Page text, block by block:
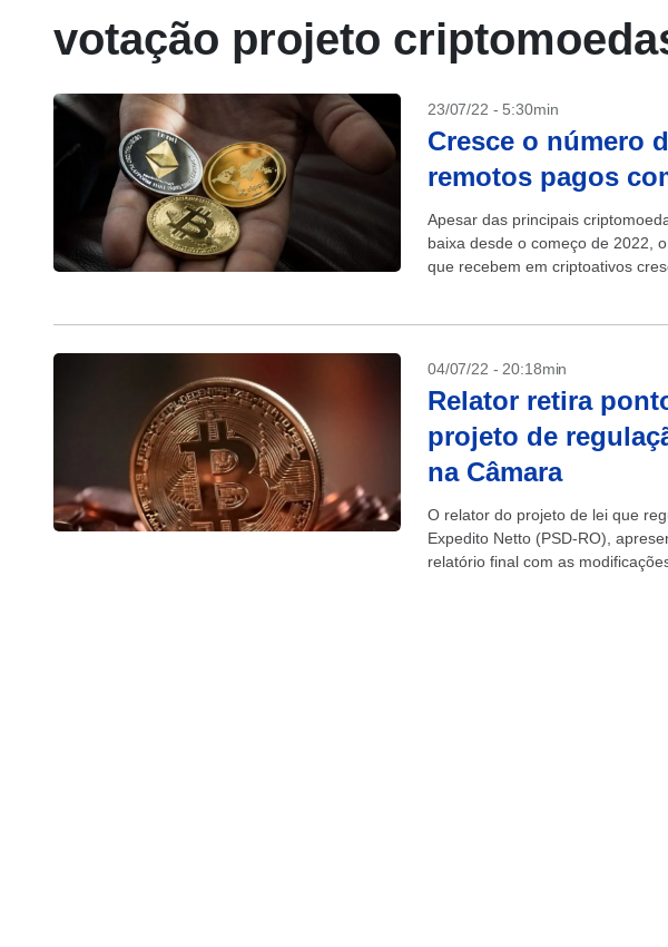
votação projeto
23/07/22 - 5:30min
Cresce o número
remotos pagos
Apesar das principais
baixa desde o começo de 2022,
que recebem em criptoativos
04/07/22 - 20:18min
Relator retira
projeto de
na Câmara
O relator do projeto de lei que
Expedito Netto (PSD-RO),
relatório final com as